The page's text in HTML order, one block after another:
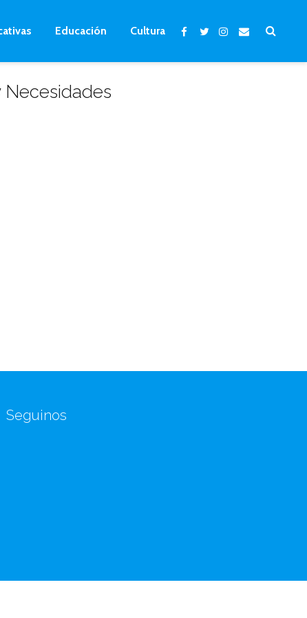
Educación Cultura
Necesidades
Seguinos